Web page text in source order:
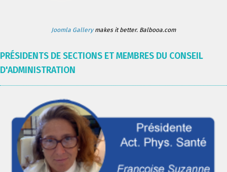
Joomla Gallerymakes it better. Balbooa.com
PRÉSIDENTS DE SECTIONS ET MEMBRES DU CONSEIL
D'ADMINISTRATION